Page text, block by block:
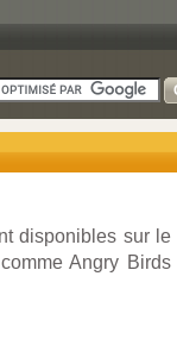
disponibles sur le
Angry Birds